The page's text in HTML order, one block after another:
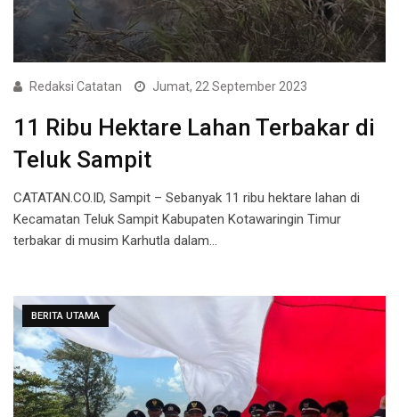
Redaksi Catatan Jumat, 22 September 2023
11 Ribu Hektare Lahan Terbakar di
Teluk Sampit
CATATAN.CO.ID, Sampit – Sebanyak 11 ribu hektare lahan di
Kecamatan Teluk Sampit Kabupaten Kotawaringin Timur
terbakar di musim Karhutla dalam…
BERITA UTAMA